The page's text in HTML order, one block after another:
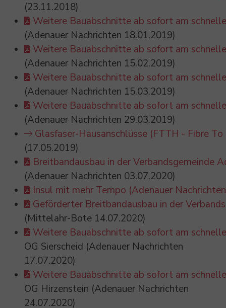
(23.11.2018)
Weitere Bauabschnitte ab sofort am
(Adenauer Nachrichten 18.01.2019)
Weitere Bauabschnitte ab sofort am
(Adenauer Nachrichten 15.02.2019)
Weitere Bauabschnitte ab sofort am
(Adenauer Nachrichten 15.03.2019)
Weitere Bauabschnitte ab sofort am
(Adenauer Nachrichten 29.03.2019)
Glasfaser-Hausanschlüsse (FTTH - Fibre
(17.05.2019)
Breitbandausbau in der Verbandsgemeinde
(Adenauer Nachrichten 03.07.2020)
Insul mit mehr Tempo (Adenauer
Geförderter Breitbandausbau in der
(Mittelahr-Bote 14.07.2020)
Weitere Bauabschnitte ab sofort am
OG Sierscheid (Adenauer Nachrichten
17.07.2020)
Weitere Bauabschnitte ab sofort am
OG Hirzenstein (Adenauer Nachrichten
24.07.2020)